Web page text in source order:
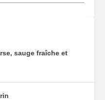
sauge fraîche et